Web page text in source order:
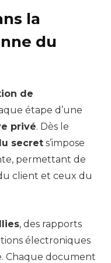
la
du
de
étape d’une
privé. Dès le
secret s’impose
permettant de
client et ceux du
, des rapports
électroniques
Chaque document